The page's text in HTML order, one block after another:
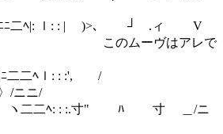
ｌ: : | )>､ ┘ .ィ V
のムーヴはアレで
ｌ: : :', /
ニ/
: : :.寸" ﾊ 寸 ＿/ニ